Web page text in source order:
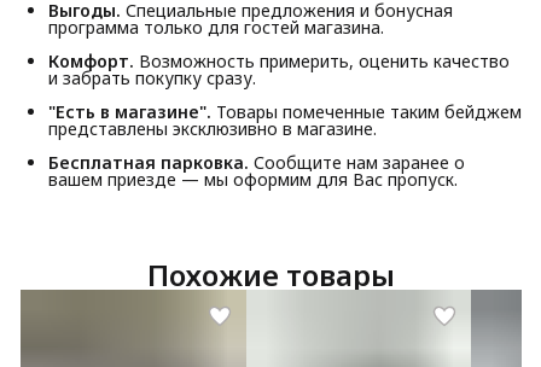
Выгоды. Специальные предложения и бонусная
программа только для гостей магазина.
Комфорт. Возможность примерить, оценить качество
и забрать покупку сразу.
"Есть в магазине". Товары помеченные таким бейджем
представлены эксклюзивно в магазине.
Бесплатная парковка. Сообщите нам заранее о
вашем приезде — мы оформим для Вас пропуск.
Похожие товары